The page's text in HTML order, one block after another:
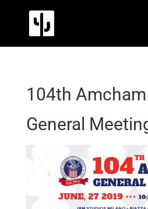
104th Amcham
General